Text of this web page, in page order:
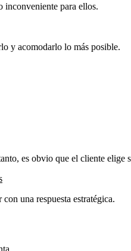
inconveniente para ellos.
y acomodarlo lo más posible.
es obvio que el cliente elige
una respuesta estratégica.